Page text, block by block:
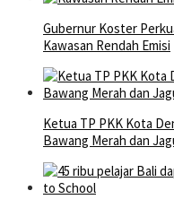
Gubernur Koster
Kawasan Rendah Emisi
Ketua TP PKK Kota
Bawang Merah dan